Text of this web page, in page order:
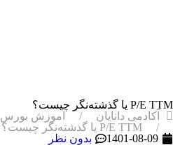
P/E TTM یا گذشته‌نگر چیست؟
آکادمی دانایان
آموزش بورس
P/E TTM یا گذشته‌نگر چیست؟
1401-08-09
بدون نظر